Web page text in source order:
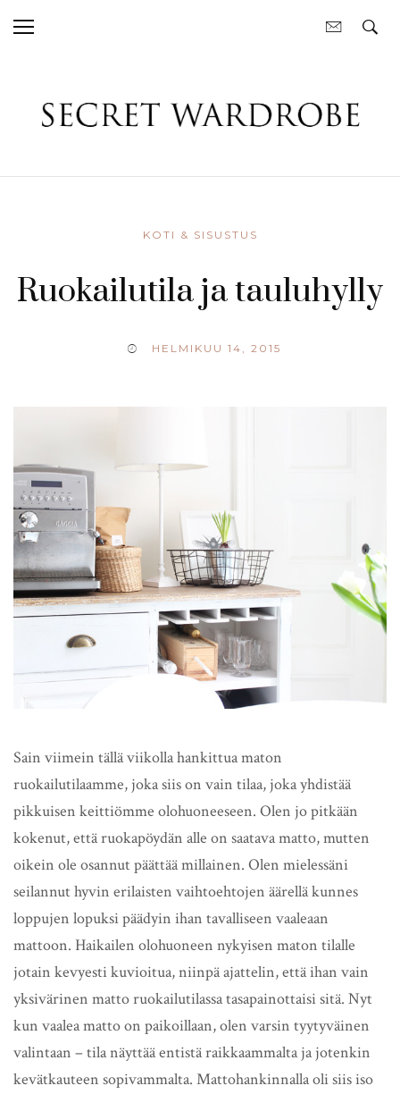
KOTI & SISUSTUS
Ruokailutila ja tauluhylly
HELMIKUU 14, 2015
Sain viimein tällä viikolla hankittua maton
ruokailutilaamme, joka siis on vain tilaa, joka yhdistää
pikkuisen keittiömme olohuoneeseen. Olen jo pitkään
kokenut, että ruokapöydän alle on saatava matto, mutten
oikein ole osannut päättää millainen. Olen mielessäni
seilannut hyvin erilaisten vaihtoehtojen äärellä kunnes
loppujen lopuksi päädyin ihan tavalliseen vaaleaan
mattoon. Haikailen olohuoneen nykyisen maton tilalle
jotain kevyesti kuvioitua, niinpä ajattelin, että ihan vain
yksivärinen matto ruokailutilassa tasapainottaisi sitä. Nyt
kun vaalea matto on paikoillaan, olen varsin tyytyväinen
valintaan – tila näyttää entistä raikkaammalta ja jotenkin
kevätkauteen sopivammalta. Mattohankinnalla oli siis iso